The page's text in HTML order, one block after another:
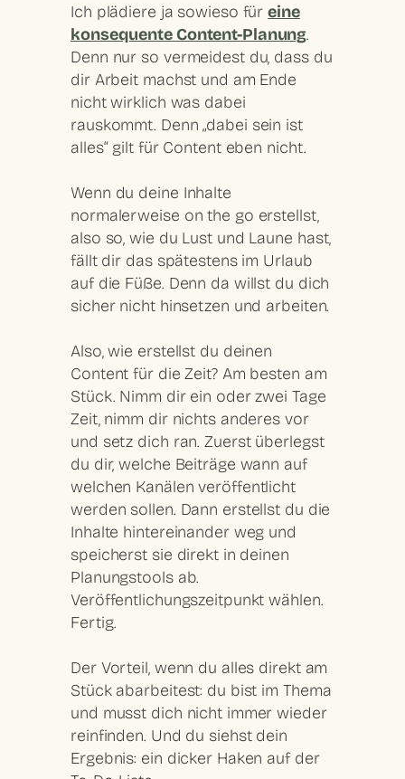
Ich plädiere ja sowieso füreine
konsequente Content-Planung.
Denn nur so vermeidest du, dass du
dir Arbeit machst und am Ende
nicht wirklich was dabei
rauskommt. Denn „dabei sein ist
alles“ gilt für Content eben nicht.
Wenn du deine Inhalte
normalerweise on the go erstellst,
also so, wie du Lust und Laune hast,
fällt dir das spätestens im Urlaub
auf die Füße. Denn da willst du dich
sicher nicht hinsetzen und arbeiten.
Also, wie erstellst du deinen
Content für die Zeit? Am besten am
Stück. Nimm dir ein oder zwei Tage
Zeit, nimm dir nichts anderes vor
und setz dich ran. Zuerst überlegst
du dir, welche Beiträge wann auf
welchen Kanälen veröffentlicht
werden sollen. Dann erstellst du die
Inhalte hintereinander weg und
speicherst sie direkt in deinen
Planungstools ab.
Veröffentlichungszeitpunkt wählen.
Fertig.
Der Vorteil, wenn du alles direkt am
Stück abarbeitest: du bist im Thema
und musst dich nicht immer wieder
reinfinden. Und du siehst dein
Ergebnis: ein dicker Haken auf der